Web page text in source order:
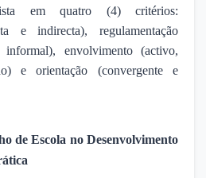
em quatro (4) critérios:
e indirecta), regulamentação
envolvimento (activo,
e orientação (convergente e
de Escola no Desenvolvimento